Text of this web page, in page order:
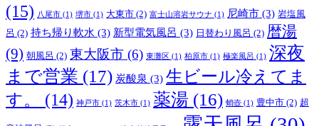
(15)
八尾市 (1) 堺市 (1) 大東市 (2) 富士山溶岩サウナ (1) 尼崎市 (3) 岩塩風
呂 (2) 持ち帰り軟水 (3) 新型電気風呂 (3) 日替わり風呂 (2) 暦湯
(9) 朝風呂 (2) 東大阪市 (6) 東灘区 (1) 柏原市 (1) 極楽風呂 (1) 深夜
まで営業 (17) 炭酸泉 (3) 生ビール冷えてま
す。
(14) 神戸市 (1) 茨木市 (1) 薬湯 (16) 蛸壺 (1) 豊中市 (2) 超